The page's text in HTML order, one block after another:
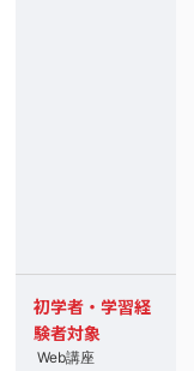
初学者・学習経
験者対象
Web講座